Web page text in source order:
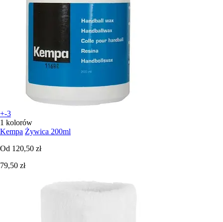
+-3
1 kolorów
Kempa Żywica 200ml
Od 120,50 zł
79,50 zł